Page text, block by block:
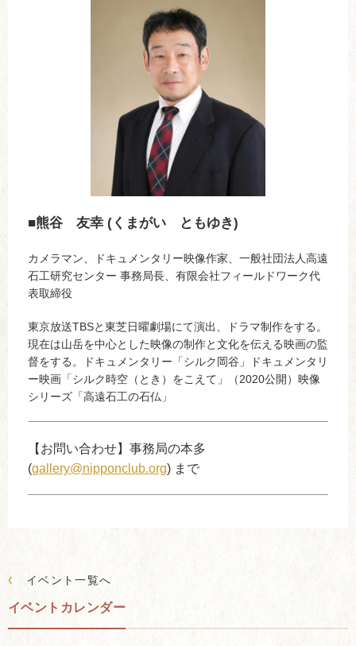
■熊谷 友幸 (くまがい ともゆき)
カメラマン、ドキュメンタリー映像作家、一般社団法人高遠
石工研究センター 事務局長、有限会社フィールドワーク代
表取締役
東京放送TBSと東芝日曜劇場にて演出、ドラマ制作をする。
現在は山岳を中心とした映像の制作と文化を伝える映画の監
督をする。ドキュメンタリー「シルク岡谷」ドキュメンタリ
ー映画「シルク時空（とき）をこえて」（2020公開）映像
シリーズ「高遠石工の石仏」
【お問い合わせ】事務局の本多
(gallery@nipponclub.org) まで
‹ イベント一覧へ
イベントカレンダー